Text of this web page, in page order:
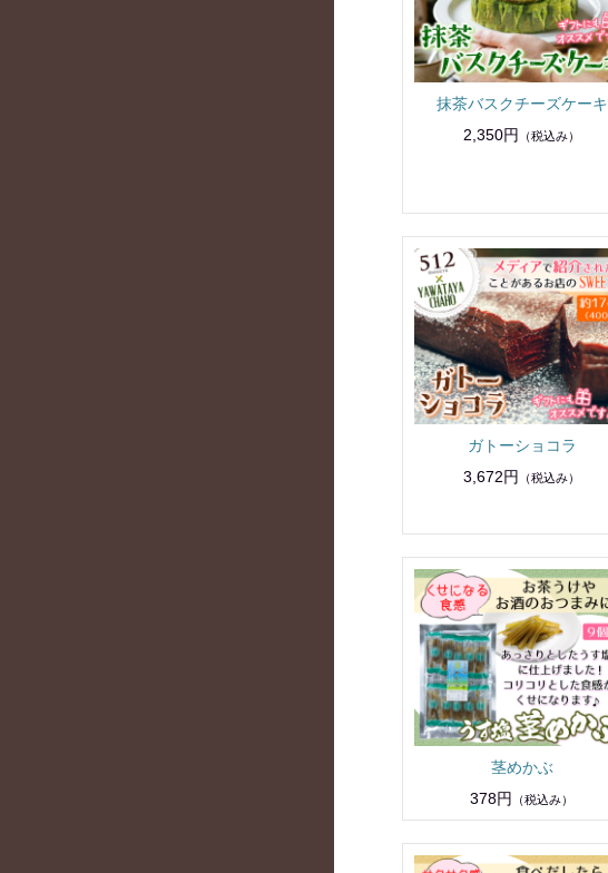
抹茶バスクチーズケーキ
2,350円
（税込み）
ガトーショコラ
3,672円
（税込み）
茎めかぶ
378円
（税込み）